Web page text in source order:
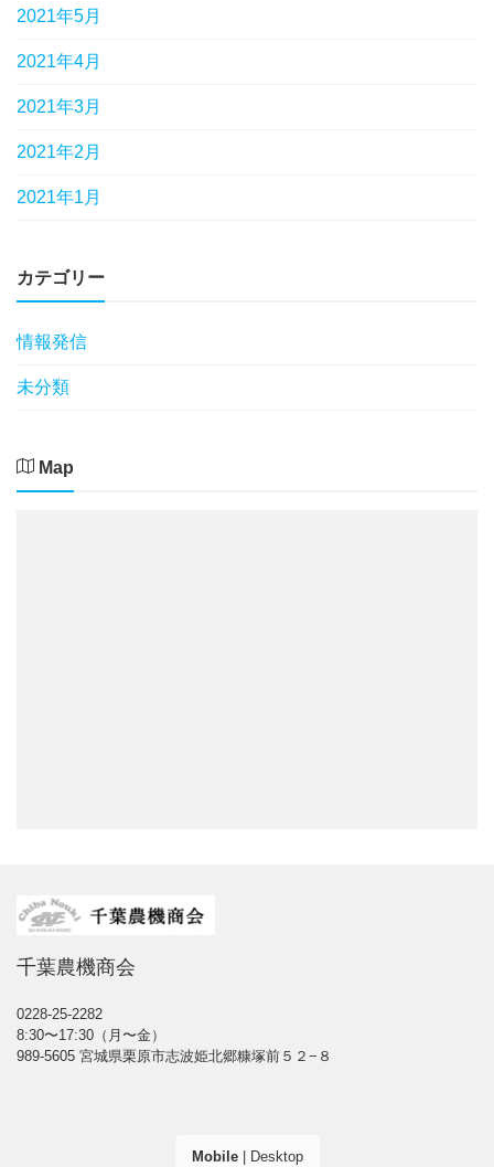
2021年5月
2021年4月
2021年3月
2021年2月
2021年1月
カテゴリー
情報発信
未分類
Map
千葉農機商会
0228-25-2282
8:30〜17:30（月〜金）
989-5605 宮城県栗原市志波姫北郷糠塚前５２−８
Mobile| Desktop